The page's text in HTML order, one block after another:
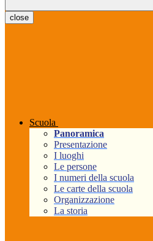
close
Scuola
Panoramica
Presentazione
I luoghi
Le persone
I numeri della scuola
Le carte della scuola
Organizzazione
La storia